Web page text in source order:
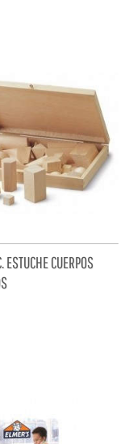
ESTUCHE CUERPOS